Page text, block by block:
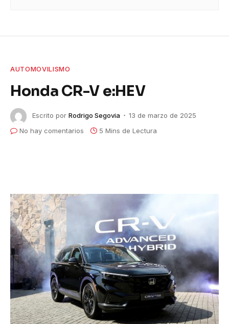
AUTOMOVILISMO
Honda CR-V e:HEV
Escrito por Rodrigo Segovia
13 de marzo de 2025
No hay comentarios
5 Mins de Lectura